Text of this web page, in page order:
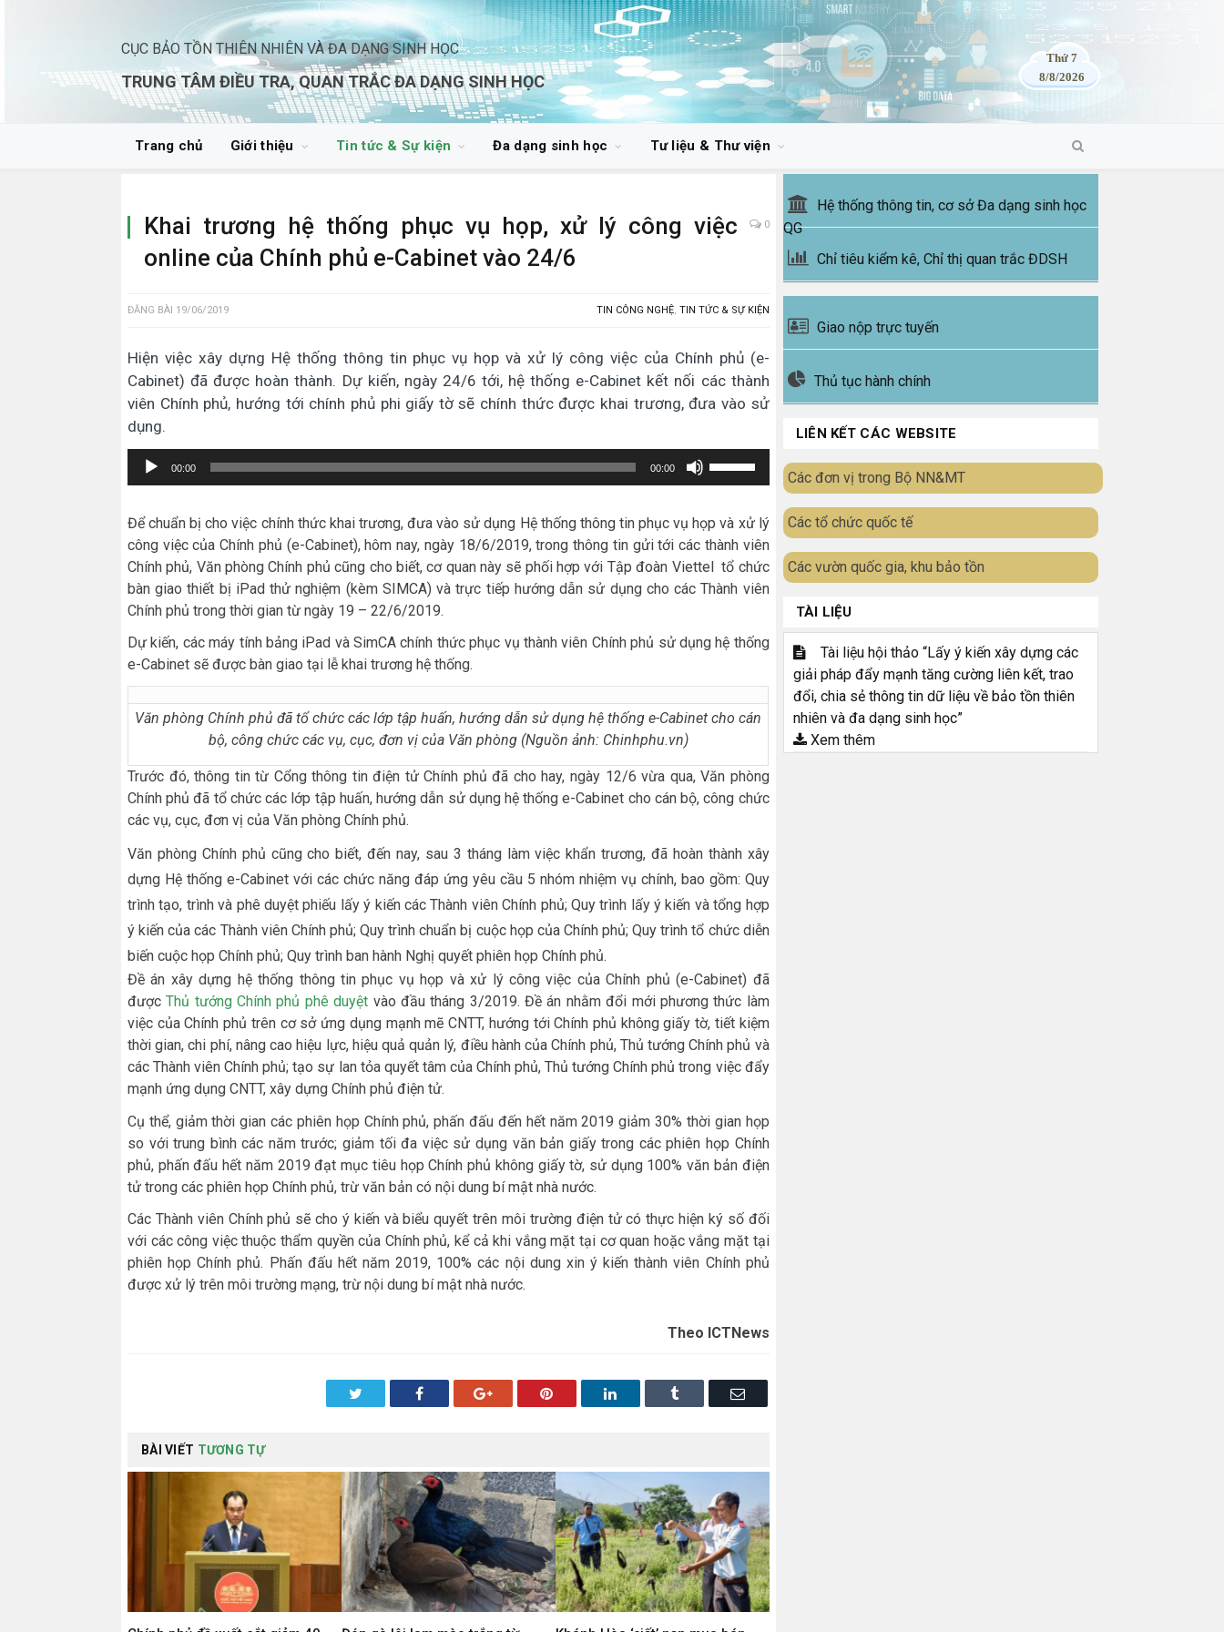
CỤC BẢO TỒN THIÊN NHIÊN VÀ ĐA DẠNG SINH HỌC
TRUNG TÂM ĐIỀU TRA, QUAN TRẮC ĐA DẠNG SINH HỌC
Thứ 7
8/8/2026
Trang chủ Giới thiệu Tin tức & Sự kiện Đa dạng sinh học Tư liệu & Thư viện
Khai trương hệ thống phục vụ họp, xử lý công việc
online của Chính phủ e-Cabinet vào 24/6
0
ĐĂNG BÀI 19/06/2019 TIN CÔNG NGHỆ, TIN TỨC & SỰ KIỆN
Hiện việc xây dựng Hệ thống thông tin phục vụ họp và xử lý công việc của Chính phủ (e-
Cabinet) đã được hoàn thành. Dự kiến, ngày 24/6 tới, hệ thống e-Cabinet kết nối các thành
viên Chính phủ, hướng tới chính phủ phi giấy tờ sẽ chính thức được khai trương, đưa vào sử
dụng.
Trình
chơi
Audio
00:00 00:00
Sử
dụng
phím
mũi
tên
để
hoặc
giảm
lượng.
Để chuẩn bị cho việc chính thức khai trương, đưa vào sử dụng Hệ thống thông tin phục vụ họp và xử lý
công việc của Chính phủ (e-Cabinet), hôm nay, ngày 18/6/2019, trong thông tin gửi tới các thành viên
Chính phủ, Văn phòng Chính phủ cũng cho biết, cơ quan này sẽ phối hợp với Tập đoàn Viettel tổ chức
bàn giao thiết bị iPad thử nghiệm (kèm SIMCA) và trực tiếp hướng dẫn sử dụng cho các Thành viên
Chính phủ trong thời gian từ ngày 19 – 22/6/2019.
Dự kiến, các máy tính bảng iPad và SimCA chính thức phục vụ thành viên Chính phủ sử dụng hệ thống
e-Cabinet sẽ được bàn giao tại lễ khai trương hệ thống.
Văn phòng Chính phủ đã tổ chức các lớp tập huấn, hướng dẫn sử dụng hệ thống e-Cabinet cho cán
bộ, công chức các vụ, cục, đơn vị của Văn phòng (Nguồn ảnh: Chinhphu.vn)
Trước đó, thông tin từ Cổng thông tin điện tử Chính phủ đã cho hay, ngày 12/6 vừa qua, Văn phòng
Chính phủ đã tổ chức các lớp tập huấn, hướng dẫn sử dụng hệ thống e-Cabinet cho cán bộ, công chức
các vụ, cục, đơn vị của Văn phòng Chính phủ.
Văn phòng Chính phủ cũng cho biết, đến nay, sau 3 tháng làm việc khẩn trương, đã hoàn thành xây
dựng Hệ thống e-Cabinet với các chức năng đáp ứng yêu cầu 5 nhóm nhiệm vụ chính, bao gồm: Quy
trình tạo, trình và phê duyệt phiếu lấy ý kiến các Thành viên Chính phủ; Quy trình lấy ý kiến và tổng hợp
ý kiến của các Thành viên Chính phủ; Quy trình chuẩn bị cuộc họp của Chính phủ; Quy trình tổ chức diễn
biến cuộc họp Chính phủ; Quy trình ban hành Nghị quyết phiên họp Chính phủ.
Đề án xây dựng hệ thống thông tin phục vụ họp và xử lý công việc của Chính phủ (e-Cabinet) đã
đượcThủ tướng Chính phủ phê duyệt vào đầu tháng 3/2019. Đề án nhằm đổi mới phương thức làm
việc của Chính phủ trên cơ sở ứng dụng mạnh mẽ CNTT, hướng tới Chính phủ không giấy tờ, tiết kiệm
thời gian, chi phí, nâng cao hiệu lực, hiệu quả quản lý, điều hành của Chính phủ, Thủ tướng Chính phủ và
các Thành viên Chính phủ; tạo sự lan tỏa quyết tâm của Chính phủ, Thủ tướng Chính phủ trong việc đẩy
mạnh ứng dụng CNTT, xây dựng Chính phủ điện tử.
Cụ thể, giảm thời gian các phiên họp Chính phủ, phấn đấu đến hết năm 2019 giảm 30% thời gian họp
so với trung bình các năm trước; giảm tối đa việc sử dụng văn bản giấy trong các phiên họp Chính
phủ, phấn đấu hết năm 2019 đạt mục tiêu họp Chính phủ không giấy tờ, sử dụng 100% văn bản điện
tử trong các phiên họp Chính phủ, trừ văn bản có nội dung bí mật nhà nước.
Các Thành viên Chính phủ sẽ cho ý kiến và biểu quyết trên môi trường điện tử có thực hiện ký số đối
với các công việc thuộc thẩm quyền của Chính phủ, kể cả khi vắng mặt tại cơ quan hoặc vắng mặt tại
phiên họp Chính phủ. Phấn đấu hết năm 2019, 100% các nội dung xin ý kiến thành viên Chính phủ
được xử lý trên môi trường mạng, trừ nội dung bí mật nhà nước.
Theo ICTNews
Twitter Facebook Google+ Pinterest LinkedIn Tumblr Email
BÀI VIẾT TƯƠNG TỰ
Hệ thống thông tin, cơ sở Đa dạng sinh học
QG
Chỉ tiêu kiểm kê, Chỉ thị quan trắc ĐDSH
Giao nộp trực tuyến
Thủ tục hành chính
LIÊN KẾT CÁC WEBSITE
Các đơn vị trong Bộ NN&MT
Các tổ chức quốc tế
Các vườn quốc gia, khu bảo tồn
TÀI LIỆU
Tài liệu hội thảo “Lấy ý kiến xây dựng các
giải pháp đẩy mạnh tăng cường liên kết, trao
đổi, chia sẻ thông tin dữ liệu về bảo tồn thiên
nhiên và đa dạng sinh học”
Xem thêm